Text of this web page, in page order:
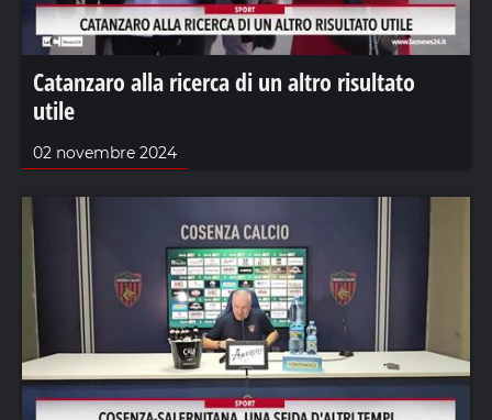
Catanzaro alla ricerca di un altro risultato
utile
02 novembre 2024